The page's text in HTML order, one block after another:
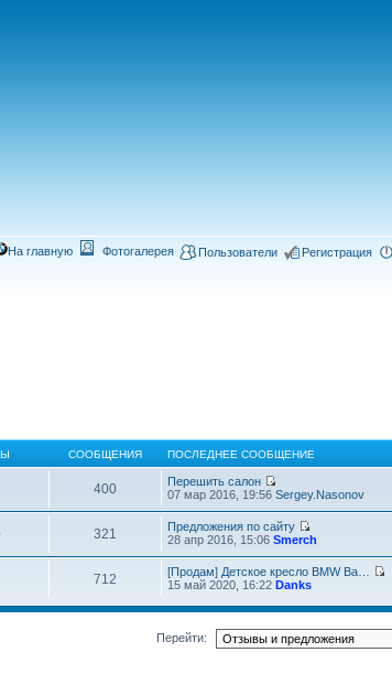
На главную Фотогалерея Пользователи Регистрация
СООБЩЕНИЯ ПОСЛЕДНЕЕ СООБЩЕНИЕ
400
Перешить салон
07 мар 2016, 19:56 Sergey.Nasonov
321
Предложения по сайту
28 апр 2016, 15:06 Smerch
712
[Продам] Детское кресло BMW Ba…
15 май 2020, 16:22 Danks
Перейти: